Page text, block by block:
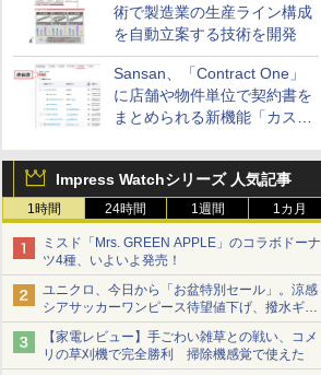
術で製造業の生産ライン構成
を自動立案する技術を開発
Sansan、「Contract One」
に店舗や物件単位で契約書を
まとめられる新機能「カスタ
Impress Watchシリーズ 人気記事
1時間 24時間 1週間 1カ月
ミスド「Mrs. GREEN APPLE」のコラボドーナ
ツ4種、いよいよ発売！
ユニクロ、今日から「お盆特別セール」。涼感
シアサッカーワンピース待望値下げ、撥水ギア
ショーツは1990円に
【家電レビュー】手ごわい雑草との戦い、コメ
リの草刈機で完全勝利 掃除機感覚で使えた